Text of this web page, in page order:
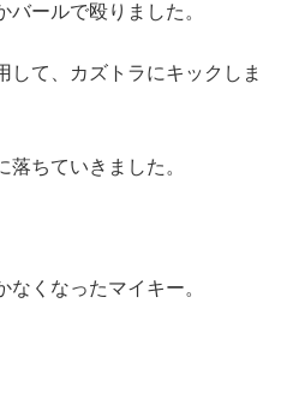
ールで殴りました。
して、カズトラにキックしま
ちていきました。
くなったマイキー。